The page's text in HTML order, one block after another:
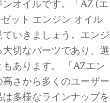
オイルです。「AZ (エ
ット エンジン オイル
いきましょう。エンジ
切なパーツであり、選
あります。 「AZエン
さから多くのユーザー
多様なラインナップを